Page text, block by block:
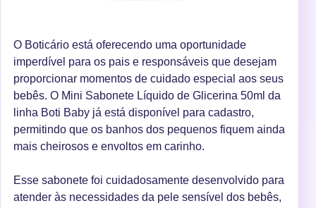
O Boticário está oferecendo uma oportunidade
imperdível para os pais e responsáveis que desejam
proporcionar momentos de cuidado especial aos seus
bebês. O Mini Sabonete Líquido de Glicerina 50ml da
linha Boti Baby já está disponível para cadastro,
permitindo que os banhos dos pequenos fiquem ainda
mais cheirosos e envoltos em carinho.
Esse sabonete foi cuidadosamente desenvolvido para
atender às necessidades da pele sensível dos bebês,